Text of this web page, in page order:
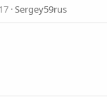
Sergey59rus